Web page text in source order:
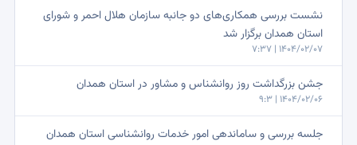
نشست بررسی‌ همکاری‌های دو جانبه سازمان هلال احمر و شورای
استان همدان برگزار شد
1404/02/07 | 7:37
جشن بزرگداشت روز روانشناس و مشاور در استان همدان
1404/02/06 | 9:3
جلسه بررسی و ساماندهی امور خدمات روانشناسی استان همدان